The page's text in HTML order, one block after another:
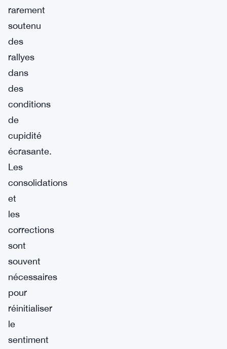
rarement
soutenu
des
rallyes
dans
des
conditions
de
cupidité
écrasante.
Les
consolidations
et
les
corrections
sont
souvent
nécessaires
pour
réinitialiser
le
sentiment